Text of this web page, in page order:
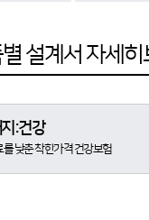
설계서 자세히
:건강
를 낮춘 착한가격 건강보험